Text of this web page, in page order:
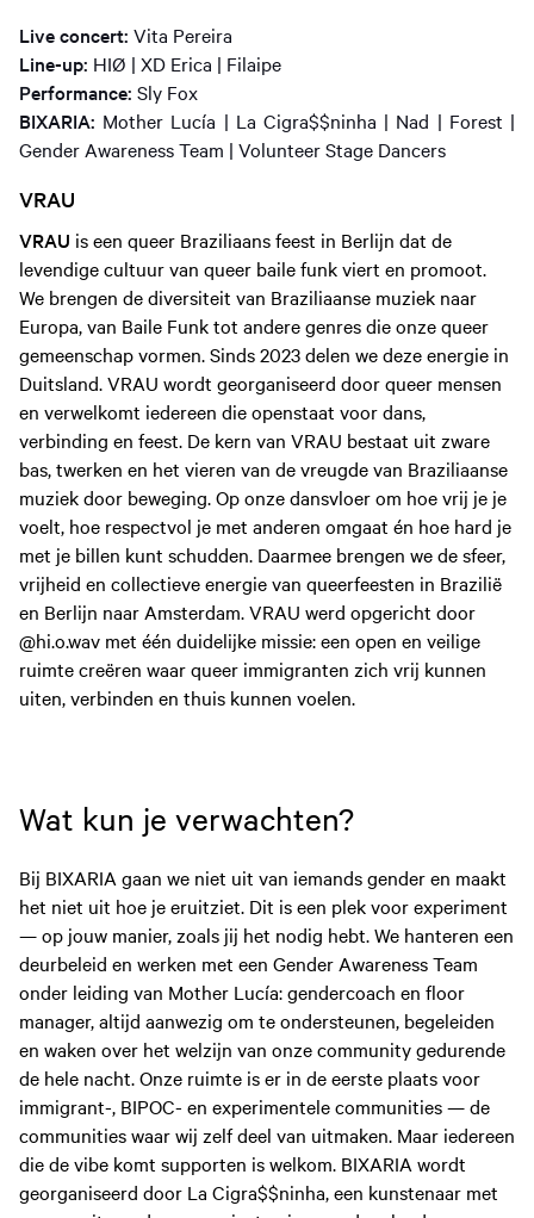
Live concert: Vita Pereira
Line-up: HIØ | XD Erica | Filaipe
Performance: Sly Fox
BIXARIA: Mother Lucía | La Cigra$$ninha | Nad | Forest |
Gender Awareness Team | Volunteer Stage Dancers
VRAU
VRAU is een queer Braziliaans feest in Berlijn dat de
levendige cultuur van queer baile funk viert en promoot.
We brengen de diversiteit van Braziliaanse muziek naar
Europa, van Baile Funk tot andere genres die onze queer
gemeenschap vormen. Sinds 2023 delen we deze energie in
Duitsland. VRAU wordt georganiseerd door queer mensen
en verwelkomt iedereen die openstaat voor dans,
verbinding en feest. De kern van VRAU bestaat uit zware
bas, twerken en het vieren van de vreugde van Braziliaanse
muziek door beweging. Op onze dansvloer om hoe vrij je je
voelt, hoe respectvol je met anderen omgaat én hoe hard je
met je billen kunt schudden. Daarmee brengen we de sfeer,
vrijheid en collectieve energie van queerfeesten in Brazilië
en Berlijn naar Amsterdam. VRAU werd opgericht door
@hi.o.wav met één duidelijke missie: een open en veilige
ruimte creëren waar queer immigranten zich vrij kunnen
uiten, verbinden en thuis kunnen voelen.
Wat kun je verwachten?
Bij BIXARIA gaan we niet uit van iemands gender en maakt
het niet uit hoe je eruitziet. Dit is een plek voor experiment
— op jouw manier, zoals jij het nodig hebt. We hanteren een
deurbeleid en werken met een Gender Awareness Team
onder leiding van Mother Lucía: gendercoach en floor
manager, altijd aanwezig om te ondersteunen, begeleiden
en waken over het welzijn van onze community gedurende
de hele nacht. Onze ruimte is er in de eerste plaats voor
immigrant-, BIPOC- en experimentele communities — de
communities waar wij zelf deel van uitmaken. Maar iedereen
die de vibe komt supporten is welkom. BIXARIA wordt
georganiseerd door La Cigra$$ninha, een kunstenaar met